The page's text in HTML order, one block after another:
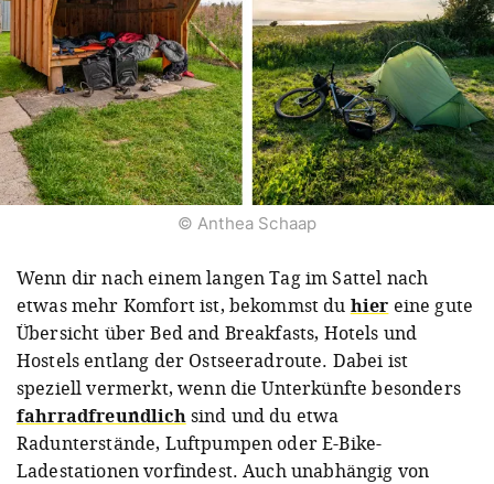
© Anthea Schaap
Wenn dir nach einem langen Tag im Sattel nach
etwas mehr Komfort ist, bekommst du hier eine gute
Übersicht über Bed and Breakfasts, Hotels und
Hostels entlang der Ostseeradroute. Dabei ist
speziell vermerkt, wenn die Unterkünfte besonders
fahrradfreundlichsind und du etwa
Radunterstände, Luftpumpen oder E-Bike-
Ladestationen vorfindest. Auch unabhängig von